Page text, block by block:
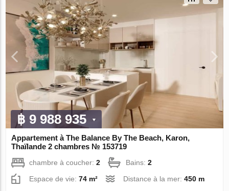
฿ 9 988 935
Appartement à The Balance By The Beach, Karon,
Thaïlande 2 chambres № 153719
chambre à coucher:2 Bains:2
Espace de vie:74 m² Distance à la mer:450 m